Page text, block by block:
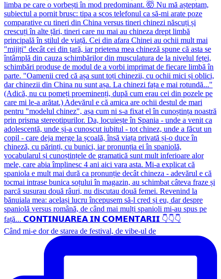
Când mi-e dor de starea de festival, de vibe-ul de